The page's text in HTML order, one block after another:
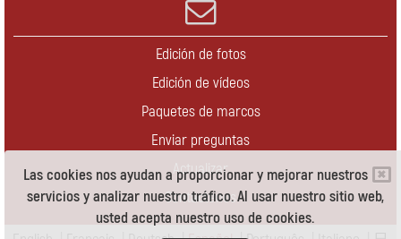
Las cookies nos ayudan a proporcionar y mejorar nuestros
servicios y analizar nuestro tráfico. Al usar nuestro sitio web,
usted acepta nuestro uso de cookies.
Edición de fotos
Edición de vídeos
Paquetes de marcos
Enviar preguntas
Actualizar
Contáctenos